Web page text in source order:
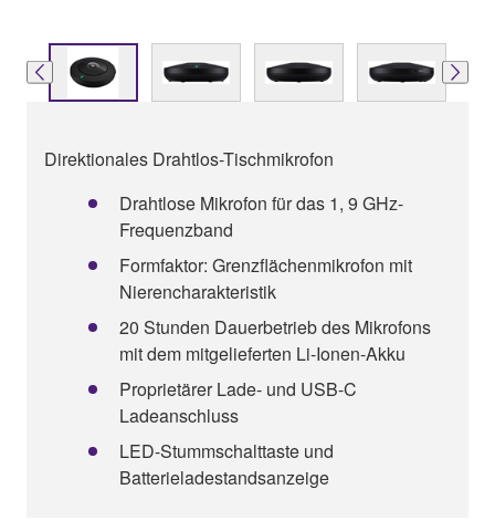
Direktionales Drahtlos-Tischmikrofon
Drahtlose Mikrofon für das 1, 9 GHz-
Frequenzband
Formfaktor: Grenzflächenmikrofon mit
Nierencharakteristik
20 Stunden Dauerbetrieb des Mikrofons
mit dem mitgelieferten Li-Ionen-Akku
Proprietärer Lade- und USB-C
Ladeanschluss
LED-Stummschalttaste und
Batterieladestandsanzeige